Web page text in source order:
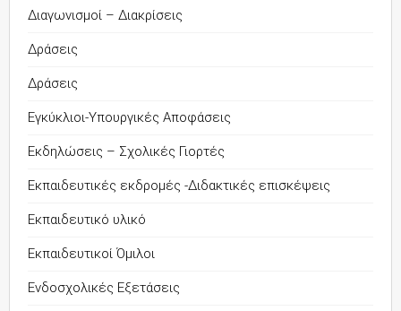
Διαγωνισμοί – Διακρίσεις
Δράσεις
Δράσεις
Εγκύκλιοι-Υπουργικές Αποφάσεις
Εκδηλώσεις – Σχολικές Γιορτές
Εκπαιδευτικές εκδρομές -Διδακτικές επισκέψεις
Εκπαιδευτικό υλικό
Εκπαιδευτικοί Όμιλοι
Ενδοσχολικές Εξετάσεις